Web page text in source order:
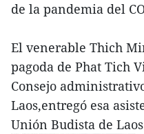
de la pandemia del
El venerable Thich
pagoda de Phat Tich
Consejo
Laos,entregó esa
Unión Budista de